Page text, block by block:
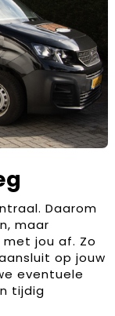
Daarom
maar
jou af. Zo
op jouw
eventuele
tijdig